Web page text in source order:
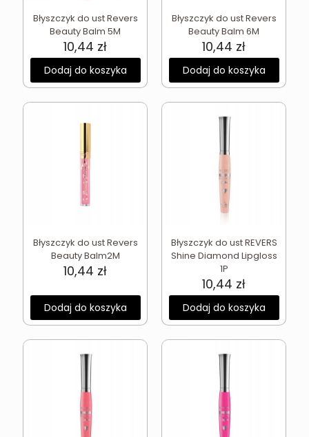
Błyszczyk do ust Revers
Beauty Balm 5M
10,44 zł
Dodaj do koszyka
Błyszczyk do ust Revers
Beauty Balm 6M
10,44 zł
Dodaj do koszyka
Błyszczyk do ust Revers
Beauty Balm2M
10,44 zł
Dodaj do koszyka
Błyszczyk do ust REVERS
Shine Diamond Lipgloss
1P
10,44 zł
Dodaj do koszyka